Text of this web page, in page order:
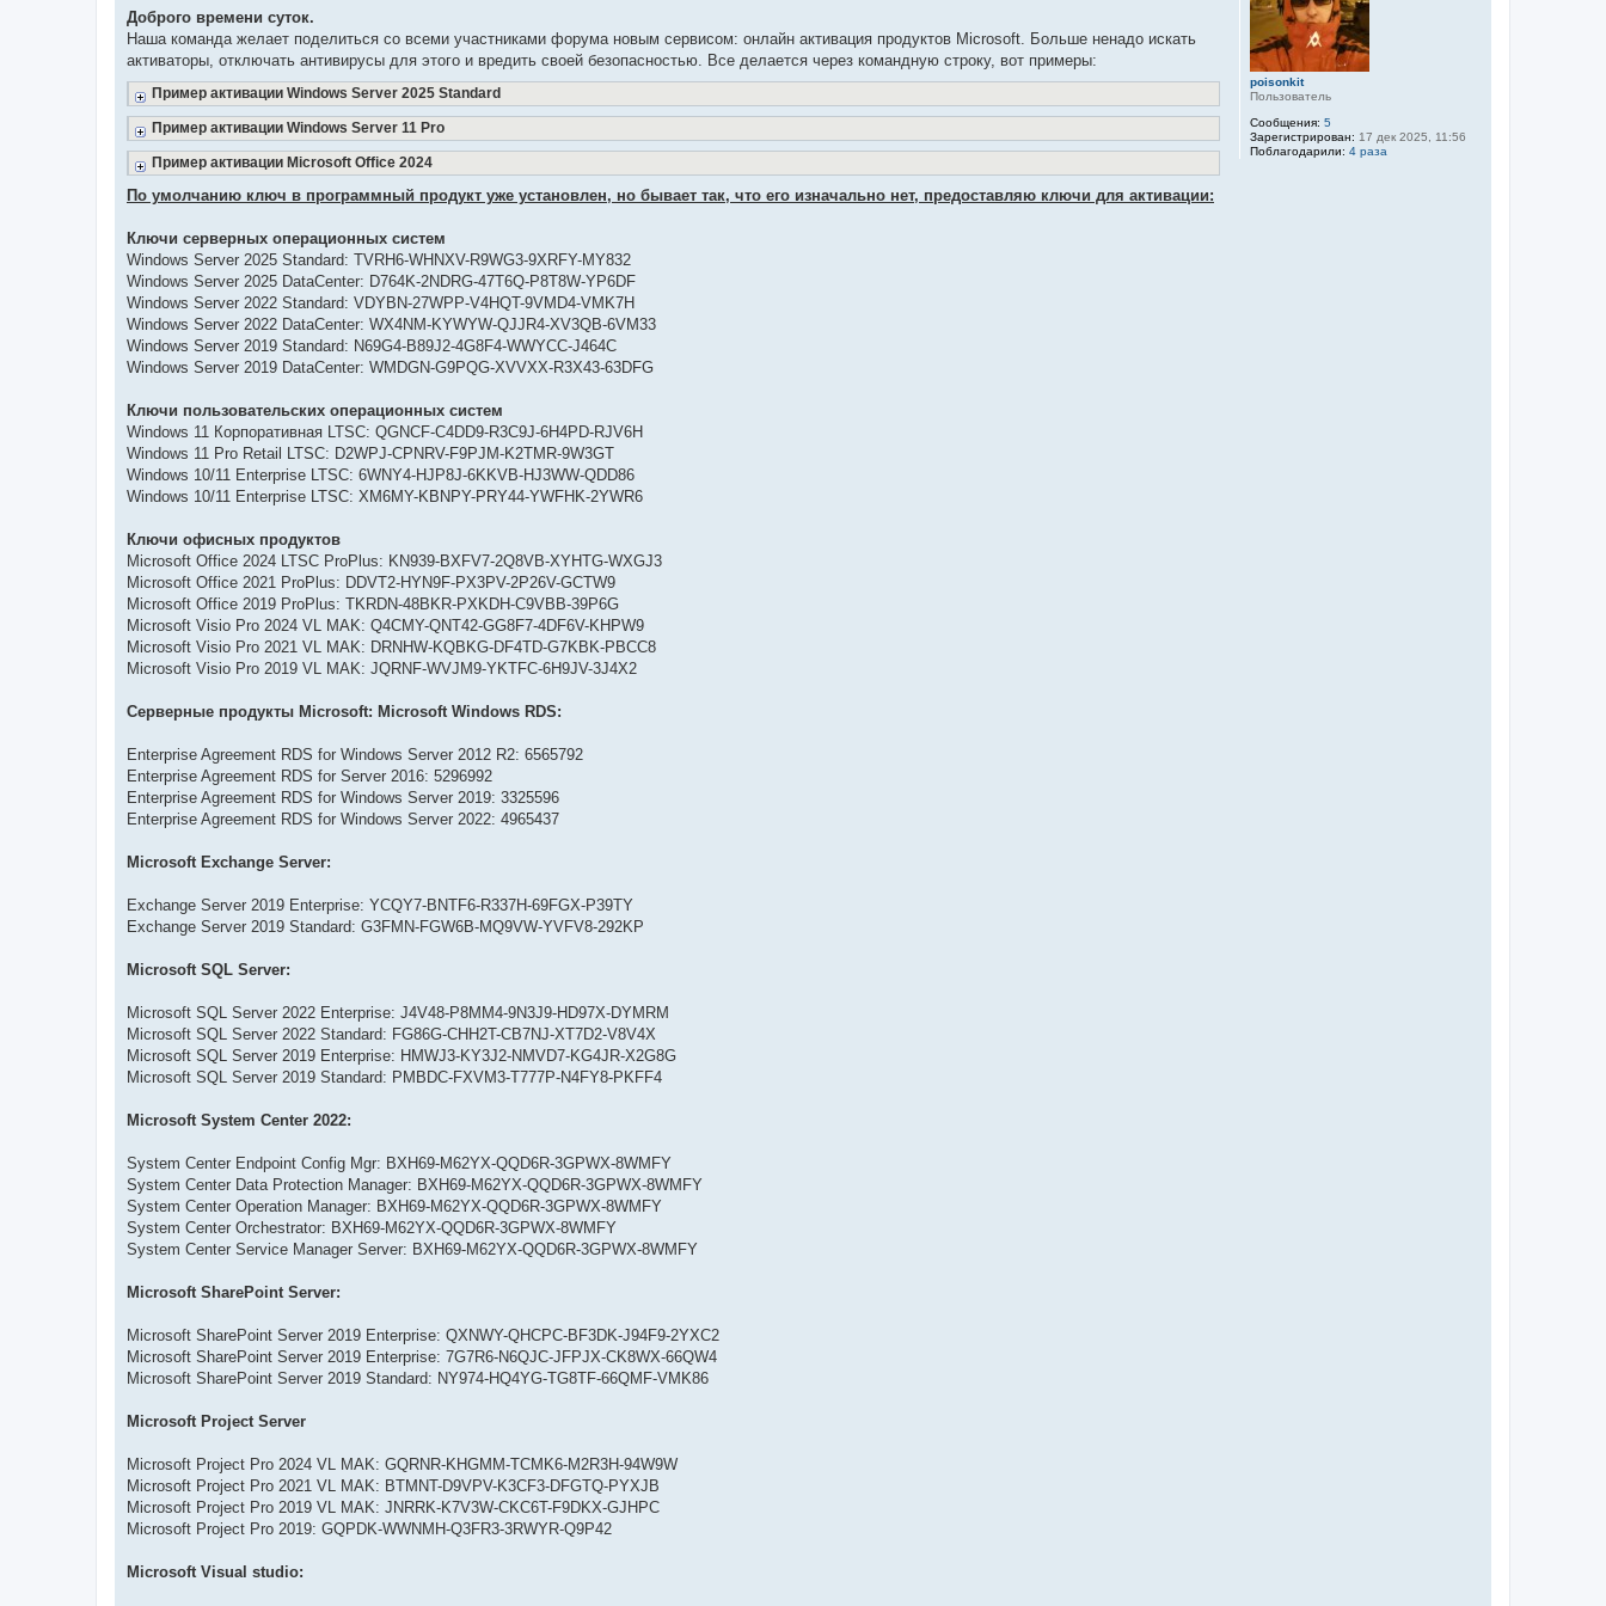
poisonkit
Пользователь
Сообщения: 5
Зарегистрирован: 17 дек 2025, 11:56
Поблагодарили: 4 раза
о
щ
е
и
е
Доброго времени суток.
Наша команда желает поделиться со всеми участниками форума новым сервисом: онлайн активация продуктов Microsoft. Больше ненадо искать
активаторы, отключать антивирусы для этого и вредить своей безопасностью. Все делается через командную строку, вот примеры:
Пример активации Windows Server 2025 Standard
Пример активации Windows Server 11 Pro
Пример активации Microsoft Office 2024
По умолчанию ключ в программный продукт уже установлен, но бывает так, что его изначально нет, предоставляю ключи для активации:
Ключи серверных операционных систем
Windows Server 2025 Standard: TVRH6-WHNXV-R9WG3-9XRFY-MY832
Windows Server 2025 DataCenter: D764K-2NDRG-47T6Q-P8T8W-YP6DF
Windows Server 2022 Standard: VDYBN-27WPP-V4HQT-9VMD4-VMK7H
Windows Server 2022 DataCenter: WX4NM-KYWYW-QJJR4-XV3QB-6VM33
Windows Server 2019 Standard: N69G4-B89J2-4G8F4-WWYCC-J464C
Windows Server 2019 DataCenter: WMDGN-G9PQG-XVVXX-R3X43-63DFG
Ключи пользовательских операционных систем
Windows 11 Корпоративная LTSC: QGNCF-C4DD9-R3C9J-6H4PD-RJV6H
Windows 11 Pro Retail LTSC: D2WPJ-CPNRV-F9PJM-K2TMR-9W3GT
Windows 10/11 Enterprise LTSC: 6WNY4-HJP8J-6KKVB-HJ3WW-QDD86
Windows 10/11 Enterprise LTSC: XM6MY-KBNPY-PRY44-YWFHK-2YWR6
Ключи офисных продуктов
Microsoft Office 2024 LTSC ProPlus: KN939-BXFV7-2Q8VB-XYHTG-WXGJ3
Microsoft Office 2021 ProPlus: DDVT2-HYN9F-PX3PV-2P26V-GCTW9
Microsoft Office 2019 ProPlus: TKRDN-48BKR-PXKDH-C9VBB-39P6G
Microsoft Visio Pro 2024 VL MAK: Q4CMY-QNT42-GG8F7-4DF6V-KHPW9
Microsoft Visio Pro 2021 VL MAK: DRNHW-KQBKG-DF4TD-G7KBK-PBCC8
Microsoft Visio Pro 2019 VL MAK: JQRNF-WVJM9-YKTFC-6H9JV-3J4X2
Серверные продукты Microsoft: Microsoft Windows RDS:
Enterprise Agreement RDS for Windows Server 2012 R2: 6565792
Enterprise Agreement RDS for Server 2016: 5296992
Enterprise Agreement RDS for Windows Server 2019: 3325596
Enterprise Agreement RDS for Windows Server 2022: 4965437
Microsoft Exchange Server:
Exchange Server 2019 Enterprise: YCQY7-BNTF6-R337H-69FGX-P39TY
Exchange Server 2019 Standard: G3FMN-FGW6B-MQ9VW-YVFV8-292KP
Microsoft SQL Server:
Microsoft SQL Server 2022 Enterprise: J4V48-P8MM4-9N3J9-HD97X-DYMRM
Microsoft SQL Server 2022 Standard: FG86G-CHH2T-CB7NJ-XT7D2-V8V4X
Microsoft SQL Server 2019 Enterprise: HMWJ3-KY3J2-NMVD7-KG4JR-X2G8G
Microsoft SQL Server 2019 Standard: PMBDC-FXVM3-T777P-N4FY8-PKFF4
Microsoft System Center 2022:
System Center Endpoint Config Mgr: BXH69-M62YX-QQD6R-3GPWX-8WMFY
System Center Data Protection Manager: BXH69-M62YX-QQD6R-3GPWX-8WMFY
System Center Operation Manager: BXH69-M62YX-QQD6R-3GPWX-8WMFY
System Center Orchestrator: BXH69-M62YX-QQD6R-3GPWX-8WMFY
System Center Service Manager Server: BXH69-M62YX-QQD6R-3GPWX-8WMFY
Microsoft SharePoint Server:
Microsoft SharePoint Server 2019 Enterprise: QXNWY-QHCPC-BF3DK-J94F9-2YXC2
Microsoft SharePoint Server 2019 Enterprise: 7G7R6-N6QJC-JFPJX-CK8WX-66QW4
Microsoft SharePoint Server 2019 Standard: NY974-HQ4YG-TG8TF-66QMF-VMK86
Microsoft Project Server
Microsoft Project Pro 2024 VL MAK: GQRNR-KHGMM-TCMK6-M2R3H-94W9W
Microsoft Project Pro 2021 VL MAK: BTMNT-D9VPV-K3CF3-DFGTQ-PYXJB
Microsoft Project Pro 2019 VL MAK: JNRRK-K7V3W-CKC6T-F9DKX-GJHPC
Microsoft Project Pro 2019: GQPDK-WWNMH-Q3FR3-3RWYR-Q9P42
Microsoft Visual studio: